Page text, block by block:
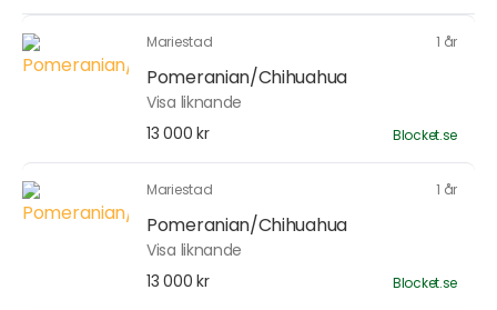
Mariestad 1 år
Pomeranian/Chihuahua
Visa liknande
13 000 kr
Blocket.se
Mariestad 1 år
Pomeranian/Chihuahua
Visa liknande
13 000 kr
Blocket.se